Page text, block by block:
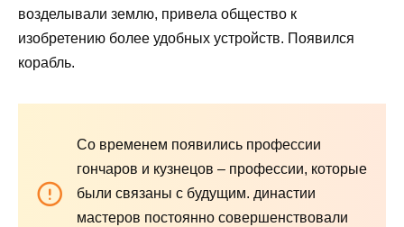
возделывали землю, привела общество к
изобретению более удобных устройств. Появился
корабль.
Со временем появились профессии
гончаров и кузнецов – профессии, которые
были связаны с будущим. династии
мастеров постоянно совершенствовали